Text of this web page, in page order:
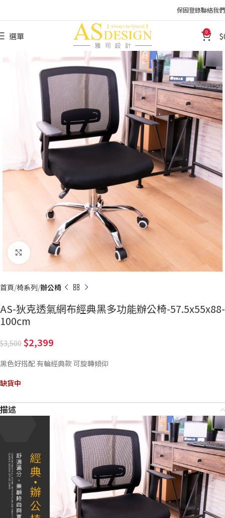
保固登錄聯絡我們
選單 0
Click to enlarge
首頁 椅系列 辦公椅
AS-狄克透氣網布經典黑多功能辦公椅-57.5x55x88-
100cm
3,500 2,399
黑色好搭配 有輪經典款 可旋轉傾仰
缺貨中
描述